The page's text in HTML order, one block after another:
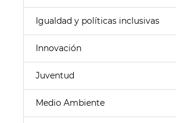
Igualdad y políticas inclusivas
Innovación
Juventud
Medio Ambiente